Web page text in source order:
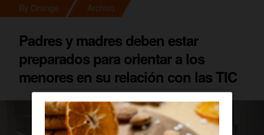
By Orange Archivo
Padres y madres deben estar
preparados para orientar a los
menores en su relación con las TIC